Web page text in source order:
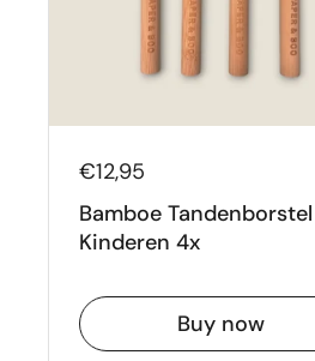
€12,95
Bamboe Tandenborstel
Kinderen 4x
Buy now